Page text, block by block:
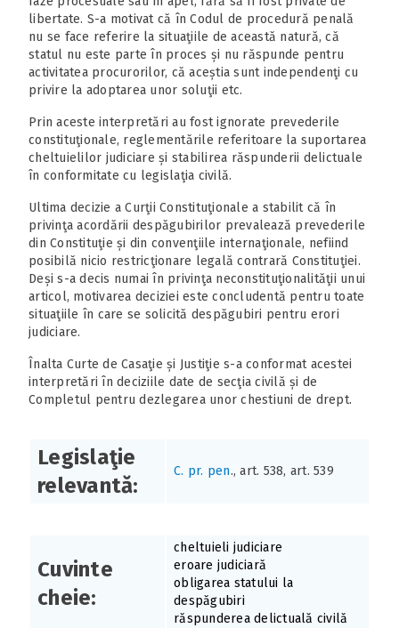
libertate. S-a motivat că în Codul de procedură penală
nu se face referire la situaţiile de această natură, că
statul nu este parte în proces și nu răspunde pentru
activitatea procurorilor, că aceștia sunt independenţi cu
privire la adoptarea unor soluţii etc.
Prin aceste interpretări au fost ignorate prevederile
constituţionale, reglementările referitoare la suportarea
cheltuielilor judiciare și stabilirea răspunderii delictuale
în conformitate cu legislaţia civilă.
Ultima decizie a Curţii Constituţionale a stabilit că în
privinţa acordării despăgubirilor prevalează prevederile
din Constituţie și din convenţiile internaţionale, nefiind
posibilă nicio restricţionare legală contrară Constituţiei.
Deși s-a decis numai în privinţa neconstituţionalităţii unui
articol, motivarea deciziei este concludentă pentru toate
situaţiile în care se solicită despăgubiri pentru erori
judiciare.
Înalta Curte de Casaţie și Justiţie s-a conformat acestei
interpretări în deciziile date de secţia civilă și de
Completul pentru dezlegarea unor chestiuni de drept.
Legislaţie
relevantă:
C. pr. pen., art. 538, art. 539
Cuvinte
cheie:
cheltuieli judiciare
eroare judiciară
obligarea statului la
despăgubiri
răspunderea delictuală civilă